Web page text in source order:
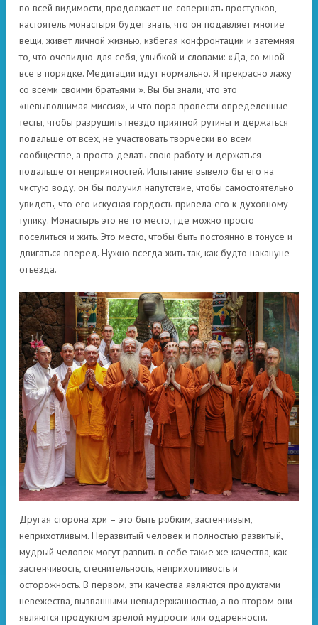
по всей видимости, продолжает не совершать проступков,
настоятель монастыря будет знать, что он подавляет многие
вещи, живет личной жизнью, избегая конфронтации и затемняя
то, что очевидно для себя, улыбкой и словами: «Да, со мной
все в порядке. Медитации идут нормально. Я прекрасно лажу
со всеми своими братьями ». Вы бы знали, что это
«невыполнимая миссия», и что пора провести определенные
тесты, чтобы разрушить гнездо приятной рутины и держаться
подальше от всех, не участвовать творчески во всем
сообществе, а просто делать свою работу и держаться
подальше от неприятностей. Испытание вывело бы его на
чистую воду, он бы получил напутствие, чтобы самостоятельно
увидеть, что его искусная гордость привела его к духовному
тупику. Монастырь это не то место, где можно просто
поселиться и жить. Это место, чтобы быть постоянно в тонусе и
двигаться вперед. Нужно всегда жить так, как будто накануне
отъезда.
Другая сторона хри – это быть робким, застенчивым,
неприхотливым. Неразвитый человек и полностью развитый,
мудрый человек могут развить в себе такие же качества, как
застенчивость, стеснительность, неприхотливость и
осторожность. В первом, эти качества являются продуктами
невежества, вызванными невыдержанностью, а во втором они
являются продуктом зрелой мудрости или одаренности.